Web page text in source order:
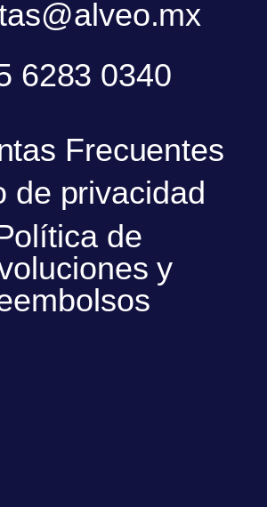
6283 0340
Frecuentes
de privacidad
de
y